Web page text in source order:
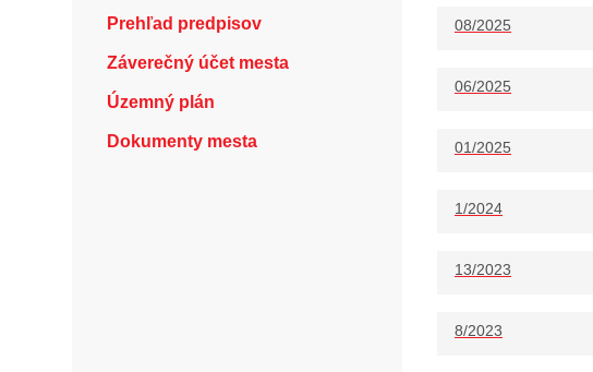
Prehľad predpisov
Záverečný účet mesta
Územný plán
Dokumenty mesta
08/2025
06/2025
01/2025
1/2024
13/2023
8/2023